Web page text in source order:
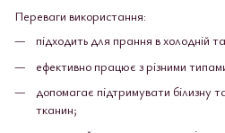
Переваги використання:
підходить для прання в холодній
ефективно працює з різними
допомагає підтримувати білизну
тканин;